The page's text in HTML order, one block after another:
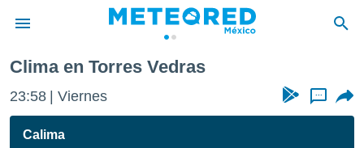
de
ha sido
Clima en Torres Vedras
23:59 Viernes ...
Calima